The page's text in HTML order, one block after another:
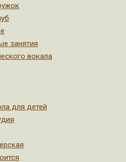
занятия
вокала
для детей